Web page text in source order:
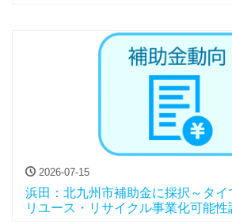
2026-07-15
浜田：北九州市補助金に採択～タ
リユース・リサイクル事業化可能性